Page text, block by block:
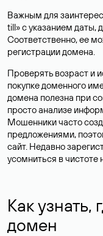
Важным для
till» с указанием даты,
Соответственно, ее
регистрации домена.
Проверять возраст и
покупке доменного
домена полезна при
просто анализе
Мошенники часто
предложениями,
сайт. Недавно
усомниться в
Как узнать,
домен